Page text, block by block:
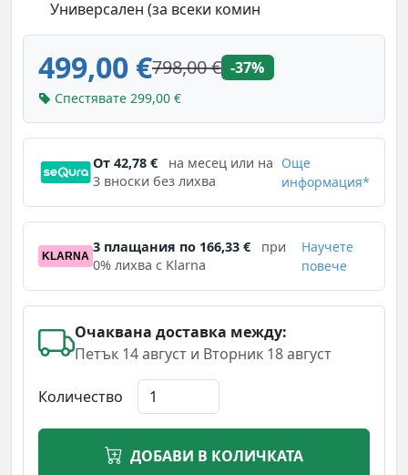
Универсален (за всеки комин
499,00 €798,00 € -37%
Спестявате 299,00 €
От 42,78 €
на месец или на
3 вноски без лихва
Още
информация*
KLARNA
3 плащания по 166,33 €
при
0% лихва с Klarna
Научете
повече
Очаквана доставка между:
Петък 14 август и Вторник 18 август
Количество
ДОБАВИ В КОЛИЧКАТА